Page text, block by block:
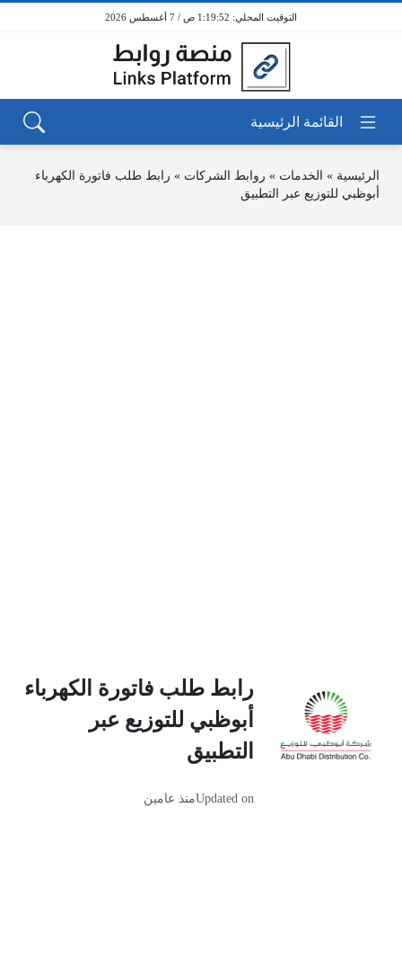
1:19:53 ص / 7 أغسطس 2026
الرئيسية » الخدمات » روابط الشركات » رابط طلب فاتورة الكهرباء
أبوظبي للتوزيع عبر التطبيق
رابط طلب فاتورة الكهرباء
أبوظبي للتوزيع عبر
التطبيق
Updated onمنذ عامين